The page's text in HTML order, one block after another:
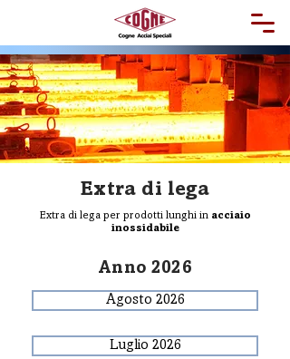
Extra di lega
Extra di lega per prodotti lunghi in acciaio
inossidabile
Anno 2026
Agosto 2026
Luglio 2026